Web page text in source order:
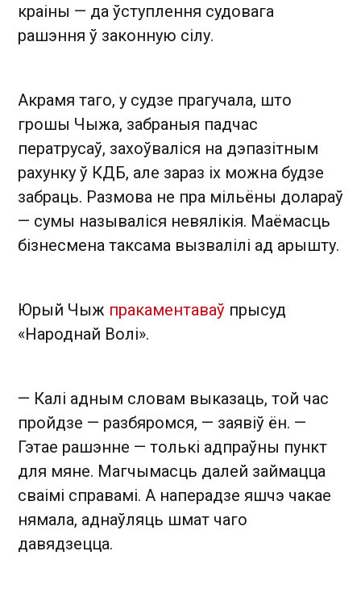
краіны — да ўступлення судовага
рашэння ў законную сілу.
Акрамя таго, у судзе прагучала, што
грошы Чыжа, забраныя падчас
ператрусаў, захоўваліся на дэпазітным
рахунку ў КДБ, але зараз іх можна будзе
забраць. Размова не пра мільёны долараў
— сумы называліся невялікія. Маёмасць
бізнесмена таксама вызвалілі ад арышту.
Юрый Чыж пракаментаваў прысуд
«Народнай Волі».
— Калі адным словам выказаць, той час
пройдзе — разбяромся, — заявіў ён. —
Гэтае рашэнне — толькі адпраўны пункт
для мяне. Магчымасць далей займацца
сваімі справамі. А наперадзе яшчэ чакае
нямала, аднаўляць шмат чаго
давядзецца.